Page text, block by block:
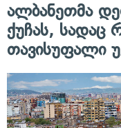
ალბანეთმა
ქუჩას, სადაც
თავისუფალი